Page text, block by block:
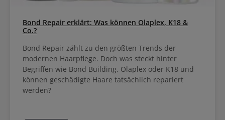
Bond Repair erklärt: Was können Olaplex, K18 &
Co.?
Bond Repair zählt zu den größten Trends der
modernen Haarpflege. Doch was steckt hinter
Begriffen wie Bond Building, Olaplex oder K18 und
können geschädigte Haare tatsächlich repariert
werden?